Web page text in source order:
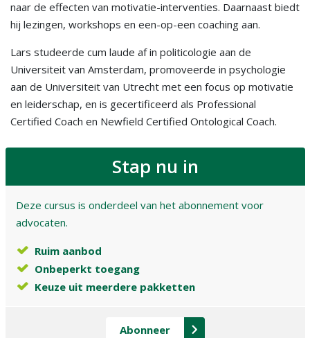
naar de effecten van motivatie-interventies. Daarnaast biedt
hij lezingen, workshops en een-op-een coaching aan.
Lars studeerde cum laude af in politicologie aan de
Universiteit van Amsterdam, promoveerde in psychologie
aan de Universiteit van Utrecht met een focus op motivatie
en leiderschap, en is gecertificeerd als Professional
Certified Coach en Newfield Certified Ontological Coach.
Stap nu in
Deze cursus is onderdeel van het abonnement voor
advocaten.
Ruim aanbod
Onbeperkt toegang
Keuze uit meerdere pakketten
Abonneer